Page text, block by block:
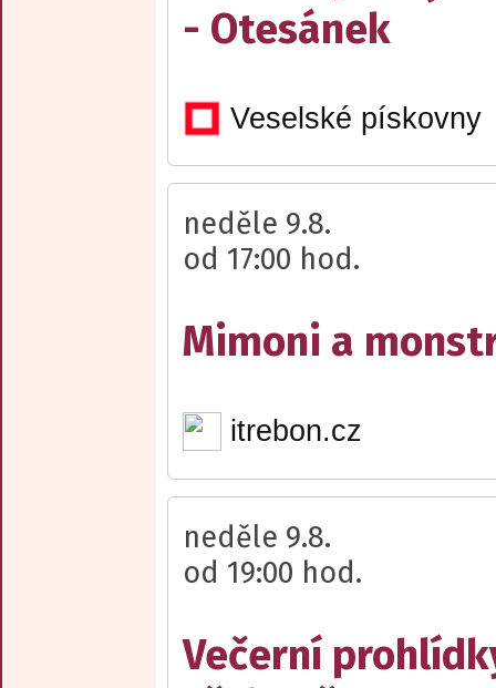
- Otesánek
Veselské pískovny
neděle 9.8.
od 17:00 hod.
Mimoni a
itrebon.cz
neděle 9.8.
od 19:00 hod.
Večerní